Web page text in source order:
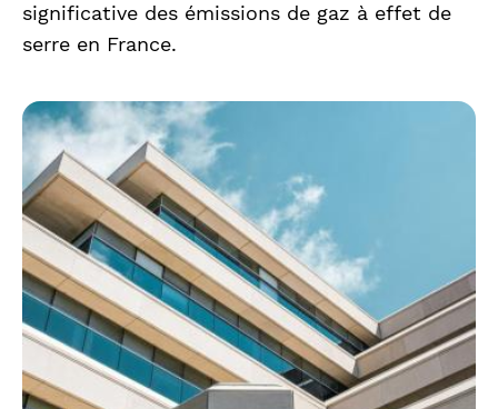
significative des émissions de gaz à effet de
serre en France.